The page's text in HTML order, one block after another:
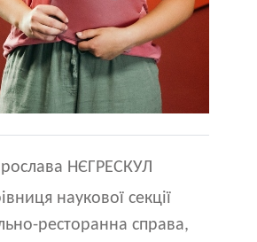
НЄГРЕСКУЛ
наукової секції
ресторанна справа,